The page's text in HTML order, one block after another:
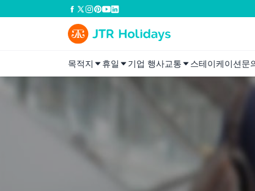
목적지 휴일 기업 행사교통 스테이케이션문